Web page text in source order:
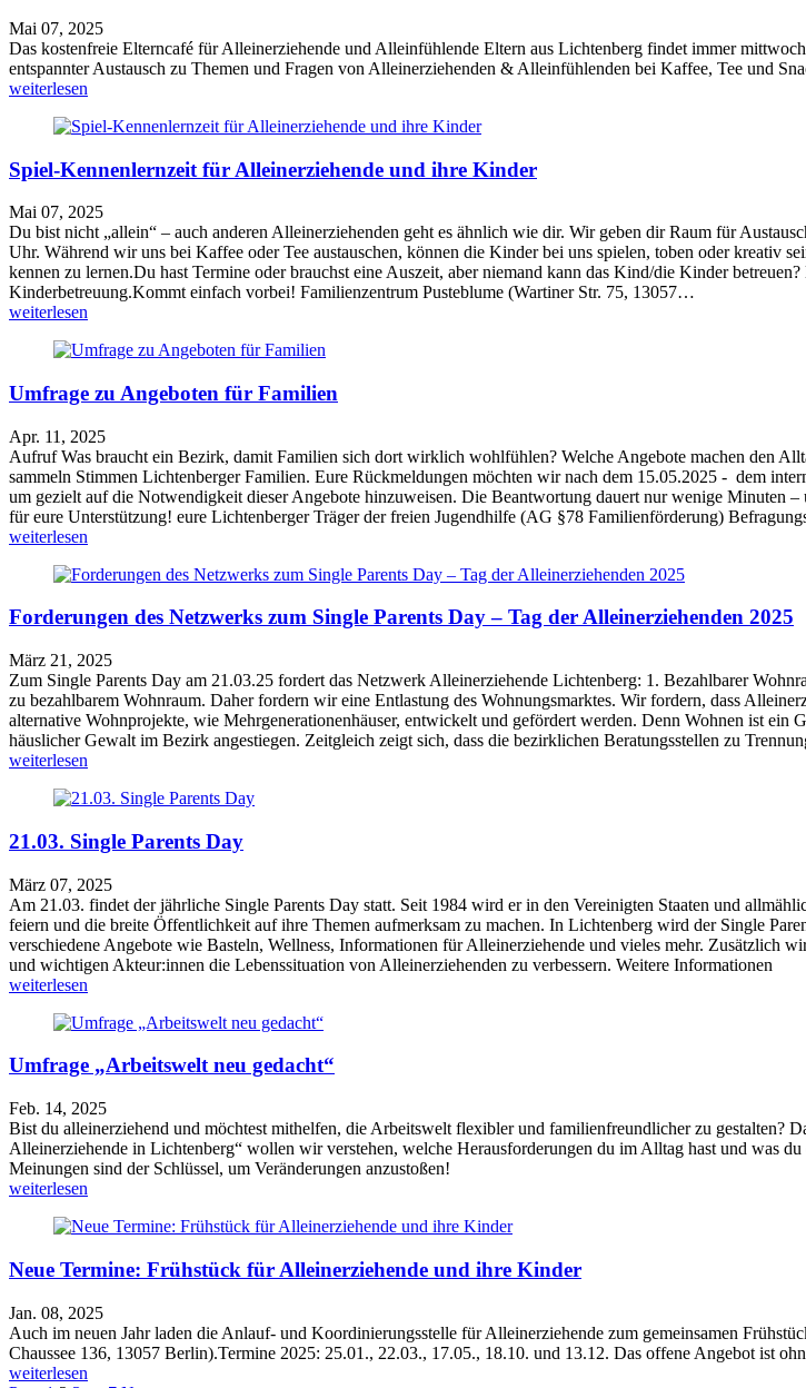
Mai 07, 2025
Das kostenfreie Elterncafé für Alleinerziehende und Alleinfühlende Eltern aus Lichtenberg findet immer
entspannter Austausch zu Themen und Fragen von Alleinerziehenden & Alleinfühlenden bei Kaffee, Tee und
weiterlesen
Spiel-Kennenlernzeit für Alleinerziehende und ihre Kinder
Mai 07, 2025
Du bist nicht „allein“ – auch anderen Alleinerziehenden geht es ähnlich wie dir. Wir geben dir Raum für
Uhr. Während wir uns bei Kaffee oder Tee austauschen, können die Kinder bei uns spielen, toben oder kreativ
kennen zu lernen.Du hast Termine oder brauchst eine Auszeit, aber niemand kann das Kind/die Kinder
Kinderbetreuung.Kommt einfach vorbei! Familienzentrum Pusteblume (Wartiner Str. 75, 13057…
weiterlesen
Umfrage zu Angeboten für Familien
Apr. 11, 2025
Aufruf Was braucht ein Bezirk, damit Familien sich dort wirklich wohlfühlen? Welche Angebote machen den
sammeln Stimmen Lichtenberger Familien. Eure Rückmeldungen möchten wir nach dem 15.05.2025 - dem
um gezielt auf die Notwendigkeit dieser Angebote hinzuweisen. Die Beantwortung dauert nur wenige Minuten
für eure Unterstützung! eure Lichtenberger Träger der freien Jugendhilfe (AG §78 Familienförderung)
weiterlesen
Forderungen des Netzwerks zum Single Parents Day – Tag der Alleinerziehenden 2025
März 21, 2025
Zum Single Parents Day am 21.03.25 fordert das Netzwerk Alleinerziehende Lichtenberg: 1. Bezahlbarer
zu bezahlbarem Wohnraum. Daher fordern wir eine Entlastung des Wohnungsmarktes. Wir fordern, dass
alternative Wohnprojekte, wie Mehrgenerationenhäuser, entwickelt und gefördert werden. Denn Wohnen ist
häuslicher Gewalt im Bezirk angestiegen. Zeitgleich zeigt sich, dass die bezirklichen Beratungsstellen zu
weiterlesen
21.03. Single Parents Day
März 07, 2025
Am 21.03. findet der jährliche Single Parents Day statt. Seit 1984 wird er in den Vereinigten Staaten und
feiern und die breite Öffentlichkeit auf ihre Themen aufmerksam zu machen. In Lichtenberg wird der Single
verschiedene Angebote wie Basteln, Wellness, Informationen für Alleinerziehende und vieles mehr. Zusätzlich
und wichtigen Akteur:innen die Lebenssituation von Alleinerziehenden zu verbessern. Weitere Informationen
weiterlesen
Umfrage „Arbeitswelt neu gedacht“
Feb. 14, 2025
Bist du alleinerziehend und möchtest mithelfen, die Arbeitswelt flexibler und familienfreundlicher zu gestalten?
Alleinerziehende in Lichtenberg“ wollen wir verstehen, welche Herausforderungen du im Alltag hast und was
Meinungen sind der Schlüssel, um Veränderungen anzustoßen!
weiterlesen
Neue Termine: Frühstück für Alleinerziehende und ihre Kinder
Jan. 08, 2025
Auch im neuen Jahr laden die Anlauf- und Koordinierungsstelle für Alleinerziehende zum gemeinsamen
Chaussee 136, 13057 Berlin).Termine 2025: 25.01., 22.03., 17.05., 18.10. und 13.12. Das offene Angebot ist
weiterlesen